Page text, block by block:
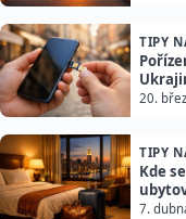
TIPY
20.
TIPY
Kde
7.